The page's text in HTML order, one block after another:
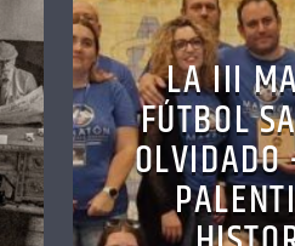
LA III
FÚTBOL